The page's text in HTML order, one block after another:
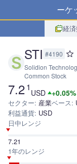
マーケ
経
STI #4190
Solidion
Common Stock
7.21
USD +0.05%
セクター: 産業ベース:
利益通貨: USD
日中レンジ
7.21
1年のレンジ